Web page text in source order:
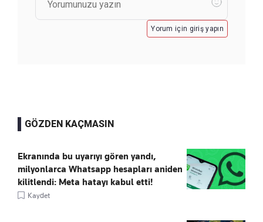
Yorum için giriş yapın
GÖZDEN KAÇMASIN
Ekranında bu uyarıyı gören yandı,
milyonlarca Whatsapp hesapları aniden
kilitlendi: Meta hatayı kabul etti!
Kaydet